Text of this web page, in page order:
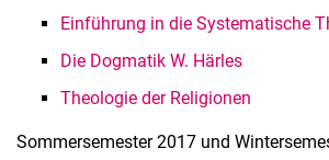
Einführung in die Systematische
Die Dogmatik W. Härles
Theologie der Religionen
Som­mer­se­mes­ter 2017 und